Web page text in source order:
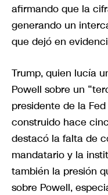
afirmando que la
generando un
que dejó en
Trump, quien lucía
Powell sobre un
presidente de la
construido hace
destacó la falta de
mandatario y la
también la presión
sobre Powell,